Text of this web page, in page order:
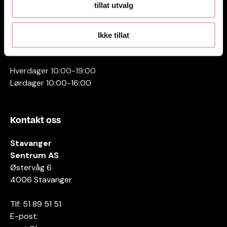
tillat utvalg
Ikke tillat
Kontakt oss
Stavanger
Sentrum AS
Østervåg 6
4006 Stavanger
Tlf: 51 89 51 51
E-post:
Åpningstider
Hverdager 10:00-19:00
Lørdager 10:00-16:00